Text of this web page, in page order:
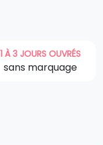
1 À 3 JOURS OUVRÉS
sans marquage